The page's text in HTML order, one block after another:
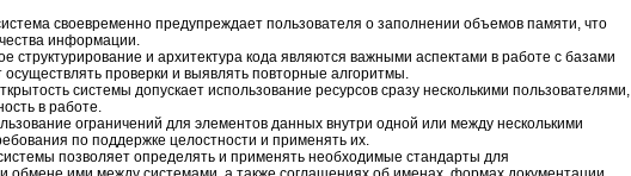
своевременно предупреждает пользователя о заполнении объемов памяти, что
информации.
структурирование и архитектура кода являются важными аспектами в работе с базами
проверки и выявлять повторные алгоритмы.
системы допускает использование ресурсов сразу несколькими пользователями,
в работе.
ограничений для элементов данных внутри одной или между несколькими
по поддержке целостности и применять их.
позволяет определять и применять необходимые стандарты для